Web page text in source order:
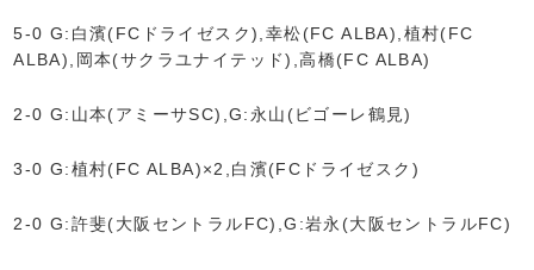
5-0 G:白濱(FCドライゼスク),幸松(FC ALBA),植村(FC
ALBA),岡本(サクラユナイテッド),高橋(FC ALBA)
2-0 G:山本(アミーサSC),G:永山(ビゴーレ鶴見)
3-0 G:植村(FC ALBA)×2,白濱(FCドライゼスク)
2-0 G:許斐(大阪セントラルFC),G:岩永(大阪セントラルFC)